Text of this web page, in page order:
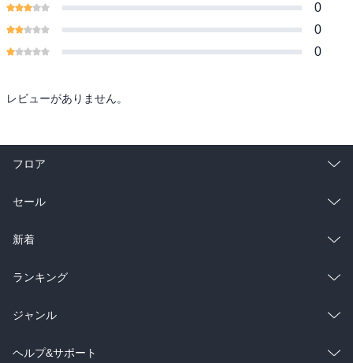
0
0
0
レビューがありません。
フロア
総合
ラノベ
雑誌・グラビア
BL・TL
セール
総合
ラノベ
雑誌・グラビア
BL・TL
新着
総合
ラノベ
雑誌・グラビア
ランキング
総合
ラノベ
ジャンル
コミック
ヘルプ&サポート